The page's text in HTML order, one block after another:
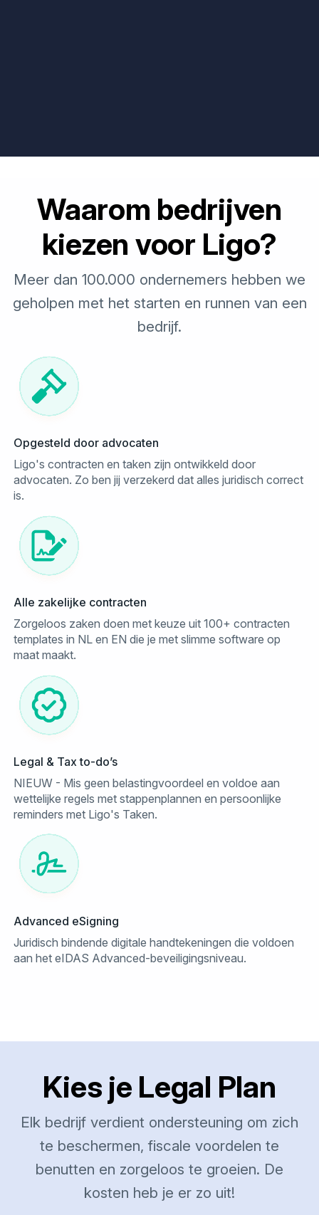
Waarom bedrijven
kiezen voor Ligo?
Meer dan 100.000 ondernemers hebben we
geholpen met het starten en runnen van een
bedrijf.
Opgesteld door advocaten
Ligo's contracten en taken zijn ontwikkeld door
advocaten. Zo ben jij verzekerd dat alles juridisch correct
is.
Alle zakelijke contracten
Zorgeloos zaken doen met keuze uit 100+ contracten
templates in NL en EN die je met slimme software op
maat maakt.
Legal & Tax to-do’s
NIEUW - Mis geen belastingvoordeel en voldoe aan
wettelijke regels met stappenplannen en persoonlijke
reminders met Ligo's Taken.
Advanced eSigning
Juridisch bindende digitale handtekeningen die voldoen
aan het eIDAS Advanced-beveiligingsniveau.
Kies je Legal Plan
Elk bedrijf verdient ondersteuning om zich
te beschermen, fiscale voordelen te
benutten en zorgeloos te groeien. De
kosten heb je er zo uit!